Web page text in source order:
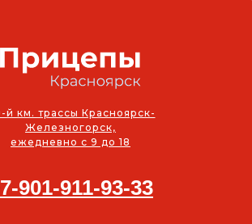
901-911-93-33
й км. трассы Красноярск-
Железногорск,
ежедневно с 9 до 18